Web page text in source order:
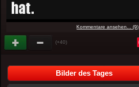
Kommentare ansehen... (9)
(+40)
Bilder des Tages